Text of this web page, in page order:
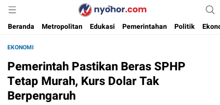
Nyohor.com
Media Informasi Ternyohor
Beranda
Metropolitan Edukasi Pemerintahan Politik
EKONOMI
Pemerintah Pastikan Beras SPHP
Tetap Murah, Kurs Dolar Tak
Berpengaruh